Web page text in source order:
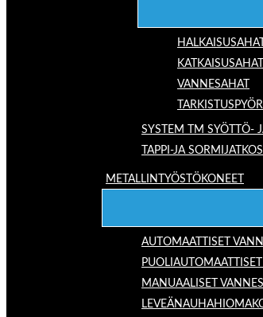
HALKAISUSAHAT
VANNESAHAT
SYSTEM TM SYÖTTÖ-
TAPPI-JA
METALLINTYÖSTÖKONEET
AUTOMAATTISET
MANUAALISET